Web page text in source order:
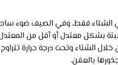
بشكل معتدل أو أقل من
بالعفن.